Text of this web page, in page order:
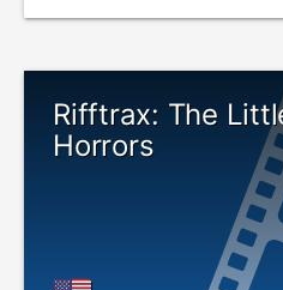
Rifftrax: The
Horrors